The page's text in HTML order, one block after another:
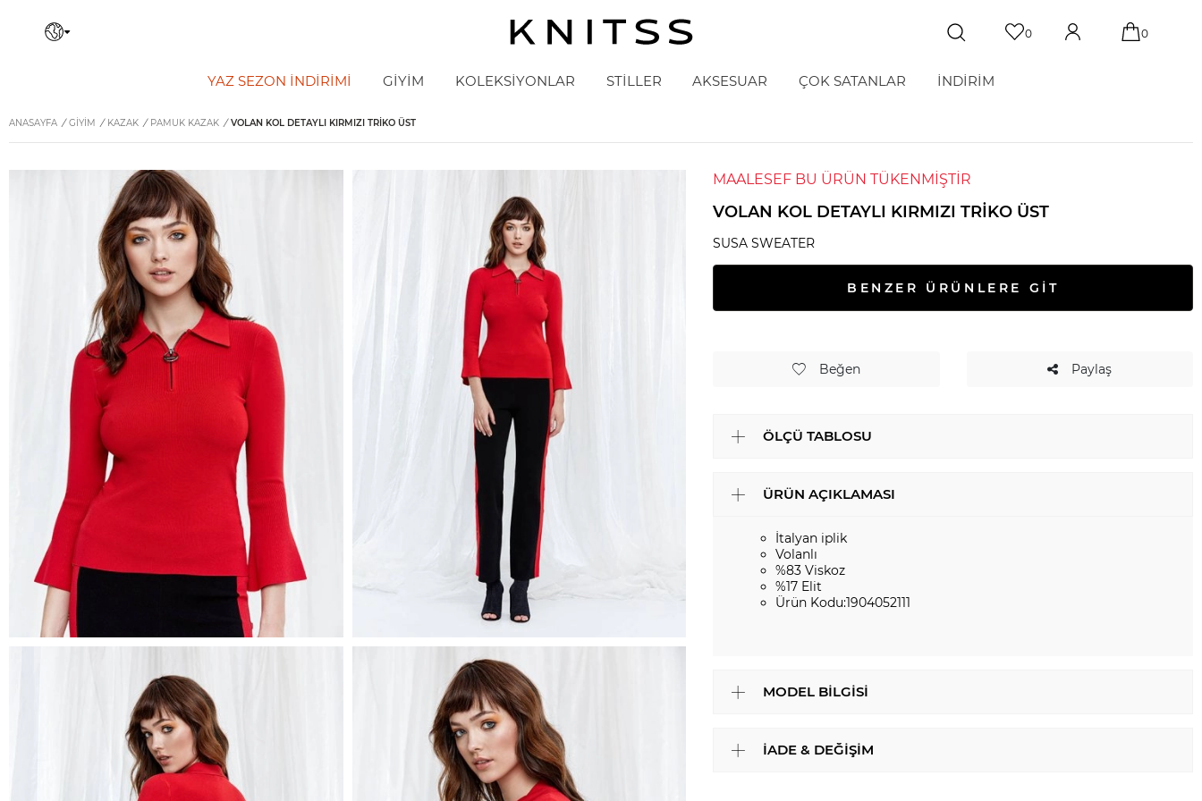
0 0
YAZ SEZON İNDIRIMI GİYİM KOLEKSİYONLAR STİLLER AKSESUAR ÇOK SATANLAR İNDİRİM
ANASAYFA / GİYİM / KAZAK / PAMUK KAZAK / VOLAN KOL DETAYLI KIRMIZI TRIKO ÜST
MAALESEF BU ÜRÜN TÜKENMİŞTİR
VOLAN KOL DETAYLI KIRMIZI TRIKO ÜST
SUSA SWEATER
BENZER ÜRÜNLERE GİT
Beğen Paylaş
ÖLÇÜ TABLOSU
ÜRÜN AÇIKLAMASI
İtalyan iplik
Volanlı
%83 Viskoz
%17 Elit
Ürün Kodu:1904052111
MODEL BILGISI
İADE & DEĞIŞIM